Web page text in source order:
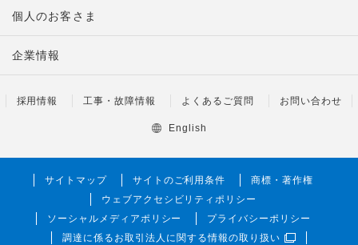
個人のお客さま
企業情報
採用情報 工事・故障情報 よくあるご質問 お問い合わせ
English
サイトマップ サイトのご利用条件
商標・著作権
ウェブアクセシビリティポリシー
ソーシャルメディアポリシー
プライバシーポリシー
調達に係るお取引法人に関する情報の取り扱い